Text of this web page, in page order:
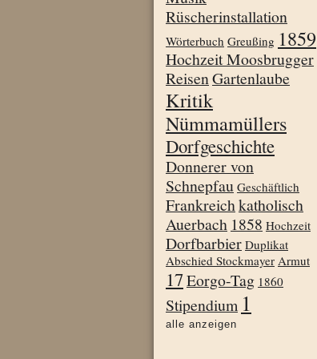
Rüscherinstallation
Wörterbuch Greußing 1859
Hochzeit Moosbrugger
ReisenGartenlaube
Kritik
Nümmamüllers
Dorfgeschichte
Donnerer von
Schnepfau Geschäftlich
Frankreichkatholisch
Auerbach 1858 Hochzeit
Dorfbarbier Duplikat
Abschied Stockmayer Armut
17Eorgo-Tag 1860
Stipendium 1
alle anzeigen